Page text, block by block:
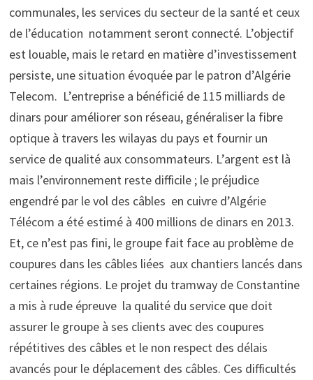
communales, les services du secteur de la santé et ceux
de l’éducation notamment seront connecté. L’objectif
est louable, mais le retard en matière d’investissement
persiste, une situation évoquée par le patron d’Algérie
Telecom. L’entreprise a bénéficié de 115 milliards de
dinars pour améliorer son réseau, généraliser la fibre
optique à travers les wilayas du pays et fournir un
service de qualité aux consommateurs. L’argent est là
mais l’environnement reste difficile ; le préjudice
engendré par le vol des câbles en cuivre d’Algérie
Télécom a été estimé à 400 millions de dinars en 2013.
Et, ce n’est pas fini, le groupe fait face au problème de
coupures dans les câbles liées aux chantiers lancés dans
certaines régions. Le projet du tramway de Constantine
a mis à rude épreuve la qualité du service que doit
assurer le groupe à ses clients avec des coupures
répétitives des câbles et le non respect des délais
avancés pour le déplacement des câbles. Ces difficultés